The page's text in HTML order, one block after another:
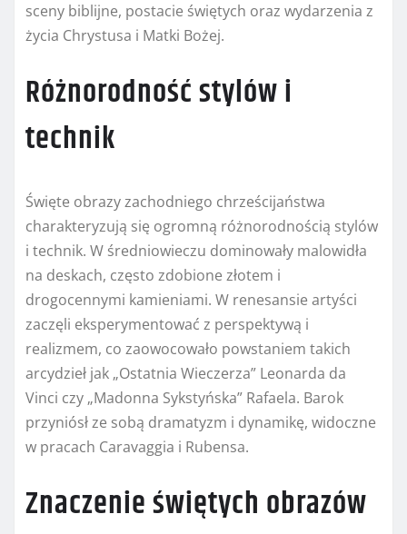
sceny biblijne, postacie świętych oraz wydarzenia z
życia Chrystusa i Matki Bożej.
Różnorodność stylów i
technik
Święte obrazy zachodniego chrześcijaństwa
charakteryzują się ogromną różnorodnością stylów
i technik. W średniowieczu dominowały malowidła
na deskach, często zdobione złotem i
drogocennymi kamieniami. W renesansie artyści
zaczęli eksperymentować z perspektywą i
realizmem, co zaowocowało powstaniem takich
arcydzieł jak „Ostatnia Wieczerza” Leonarda da
Vinci czy „Madonna Sykstyńska” Rafaela. Barok
przyniósł ze sobą dramatyzm i dynamikę, widoczne
w pracach Caravaggia i Rubensa.
Znaczenie świętych obrazów